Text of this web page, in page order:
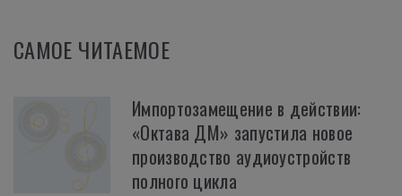
САМОЕ ЧИТАЕМОЕ
Импортозамещение в действии:
«Октава ДМ» запустила новое
производство аудиоустройств
полного цикла